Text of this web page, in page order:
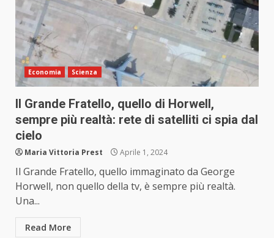
Economia Scienza
Il Grande Fratello, quello di Horwell,
sempre più realtà: rete di satelliti ci spia dal
cielo
Maria Vittoria Prest Aprile 1, 2024
Il Grande Fratello, quello immaginato da George
Horwell, non quello della tv, è sempre più realtà.
Una...
Read More